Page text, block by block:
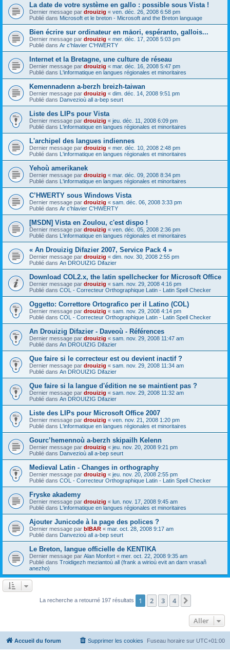
La date de votre système en gallo : possible sous Vista !
Dernier message par drouizig « ven. déc. 26, 2008 6:58 pm
Publié dans Microsoft et le breton - Microsoft and the Breton language
Bien écrire sur ordinateur en māori, espéranto, gallois...
Dernier message par drouizig « mer. déc. 17, 2008 5:03 pm
Publié dans Ar c'hlavier C'HWERTY
Internet et la Bretagne, une culture de réseau
Dernier message par drouizig « mar. déc. 16, 2008 5:47 pm
Publié dans L'informatique en langues régionales et minoritaires
Kemennadenn a-berzh breizh-taiwan
Dernier message par drouizig « dim. déc. 14, 2008 9:51 pm
Publié dans Danvezioù all a-bep seurt
Liste des LIPs pour Vista
Dernier message par drouizig « jeu. déc. 11, 2008 6:09 pm
Publié dans L'informatique en langues régionales et minoritaires
L'archipel des langues indiennes
Dernier message par drouizig « mer. déc. 10, 2008 2:48 pm
Publié dans L'informatique en langues régionales et minoritaires
Yehoù amerikanek
Dernier message par drouizig « mar. déc. 09, 2008 8:34 pm
Publié dans L'informatique en langues régionales et minoritaires
C’HWERTY sous Windows Vista
Dernier message par drouizig « sam. déc. 06, 2008 3:33 pm
Publié dans Ar c'hlavier C'HWERTY
[MSDN] Vista en Zoulou, c'est dispo !
Dernier message par drouizig « ven. déc. 05, 2008 2:36 pm
Publié dans L'informatique en langues régionales et minoritaires
« An Drouizig Difazier 2007, Service Pack 4 »
Dernier message par drouizig « dim. nov. 30, 2008 2:55 pm
Publié dans An DROUIZIG Difazier
Download COL2.x, the latin spellchecker for Microsoft Office
Dernier message par drouizig « sam. nov. 29, 2008 4:16 pm
Publié dans COL - Correcteur Orthographique Latin - Latin Spell Checker
Oggetto: Correttore Ortografico per il Latino (COL)
Dernier message par drouizig « sam. nov. 29, 2008 4:14 pm
Publié dans COL - Correcteur Orthographique Latin - Latin Spell Checker
An Drouizig Difazier - Daveoù - Références
Dernier message par drouizig « sam. nov. 29, 2008 11:47 am
Publié dans An DROUIZIG Difazier
Que faire si le correcteur est ou devient inactif ?
Dernier message par drouizig « sam. nov. 29, 2008 11:34 am
Publié dans An DROUIZIG Difazier
Que faire si la langue d'édition ne se maintient pas ?
Dernier message par drouizig « sam. nov. 29, 2008 11:32 am
Publié dans An DROUIZIG Difazier
Liste des LIPs pour Microsoft Office 2007
Dernier message par drouizig « ven. nov. 21, 2008 1:20 pm
Publié dans L'informatique en langues régionales et minoritaires
Gourc’hemennoù a-berzh skipailh Kelenn
Dernier message par drouizig « jeu. nov. 20, 2008 9:21 pm
Publié dans Danvezioù all a-bep seurt
Medieval Latin - Changes in orthography
Dernier message par drouizig « jeu. nov. 20, 2008 2:55 pm
Publié dans COL - Correcteur Orthographique Latin - Latin Spell Checker
Fryske akademy
Dernier message par drouizig « lun. nov. 17, 2008 9:45 am
Publié dans L'informatique en langues régionales et minoritaires
Ajouter Junicode à la page des polices ?
Dernier message par bIBAR « mar. oct. 28, 2008 9:17 am
Publié dans Danvezioù all a-bep seurt
Le Breton, langue officielle de KENTIKA
Dernier message par Alan Monfort « mer. oct. 22, 2008 9:35 am
Publié dans Troidigezh meziantoù all (frank a wirioù evit an darn vrasañ
anezho)
La recherche a retourné 197 résultats 1 2 3 4
Aller
Accueil du forum Fuseau horaire sur UTC+01:00
Supprimer les cookies